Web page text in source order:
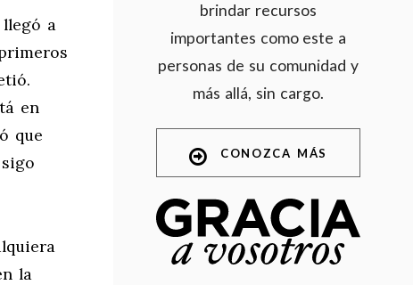
llegó a
en
que
la
brindar recursos
importantes como este a
personas de su comunidad y
más allá, sin cargo.
CONOZCA MÁS